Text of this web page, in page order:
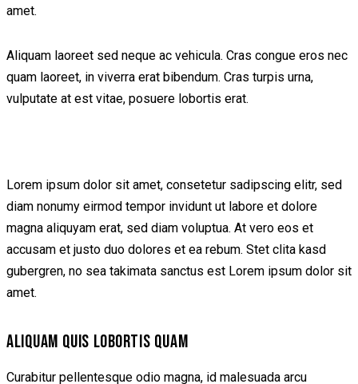
amet.
Aliquam laoreet sed neque ac vehicula. Cras congue eros nec
quam laoreet, in viverra erat bibendum. Cras turpis urna,
vulputate at est vitae, posuere lobortis erat.
Lorem ipsum dolor sit amet, consetetur sadipscing elitr, sed
diam nonumy eirmod tempor invidunt ut labore et dolore
magna aliquyam erat, sed diam voluptua. At vero eos et
accusam et justo duo dolores et ea rebum. Stet clita kasd
gubergren, no sea takimata sanctus est Lorem ipsum dolor sit
amet.
ALIQUAM QUIS LOBORTIS QUAM
Curabitur pellentesque odio magna, id malesuada arcu